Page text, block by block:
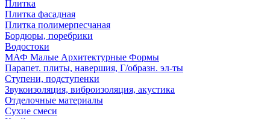
Плитка
Плитка фасадная
Плитка полимерпесчаная
Бордюры, поребрики
Водостоки
МАФ Малые Архитектурные Формы
Парапет. плиты, навершия, Г/образн. эл-ты
Ступени, подступенки
Звукоизоляция, виброизоляция, акустика
Отделочные материалы
Сухие смеси